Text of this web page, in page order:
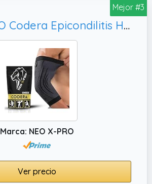
Mejor #3
NEO X-PRO Codera Epicondilitis Hombre y Mujer – Compresión para Codo Tenista y Golfista – Banda, M)
Marca: NEO X-PRO
Ver precio